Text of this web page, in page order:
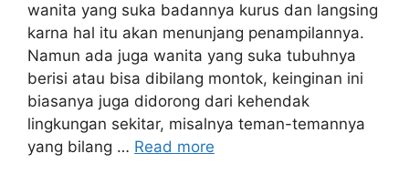
wanita yang suka badannya kurus dan langsing
karna hal itu akan menunjang penampilannya.
Namun ada juga wanita yang suka tubuhnya
berisi atau bisa dibilang montok, keinginan ini
biasanya juga didorong dari kehendak
lingkungan sekitar, misalnya teman-temannya
yang bilang … Read more